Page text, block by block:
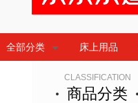
全部分类 床上用品
CLASSIFICATION
商品分类